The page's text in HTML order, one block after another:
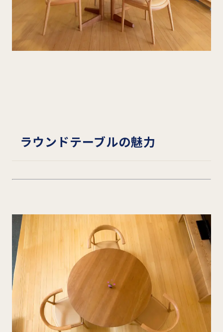
ラウンドテーブルの魅力